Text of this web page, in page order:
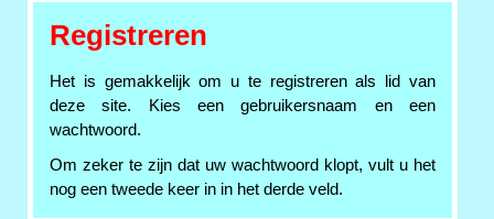
Registreren
Het is gemakkelijk om u te registreren als lid van
deze site. Kies een gebruikersnaam en een
wachtwoord.
Om zeker te zijn dat uw wachtwoord klopt, vult u het
nog een tweede keer in in het derde veld.